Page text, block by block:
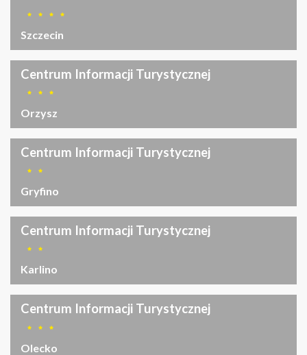
Szczecin
Centrum Informacji Turystycznej
Orzysz
Centrum Informacji Turystycznej
Gryfino
Centrum Informacji Turystycznej
Karlino
Centrum Informacji Turystycznej
Olecko